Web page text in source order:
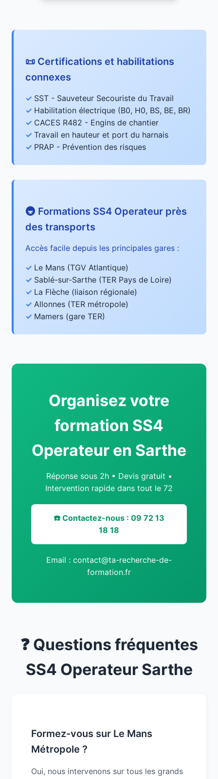
📜 Certifications et habilitations
connexes
SST - Sauveteur Secouriste du Travail
Habilitation électrique (B0, H0, BS, BE, BR)
CACES R482 - Engins de chantier
Travail en hauteur et port du harnais
PRAP - Prévention des risques
🚇 Formations SS4 Operateur près
des transports
Accès facile depuis les principales gares :
Le Mans (TGV Atlantique)
Sablé-sur-Sarthe (TER Pays de Loire)
La Flèche (liaison régionale)
Allonnes (TER métropole)
Mamers (gare TER)
Organisez votre
formation SS4
Operateur en Sarthe
Réponse sous 2h • Devis gratuit •
Intervention rapide dans tout le 72
☎️ Contactez-nous : 09 72 13
18 18
Email : contact@ta-recherche-de-
formation.fr
❓ Questions fréquentes
SS4 Operateur Sarthe
Formez-vous sur Le Mans
Métropole ?
Oui, nous intervenons sur tous les grands